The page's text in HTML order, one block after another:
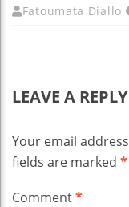
Fatoumata Diallo
LEAVE A REPLY
Your email
fields are marked *
Comment*